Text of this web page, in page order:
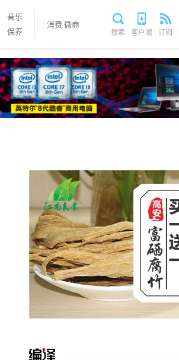
音乐
保养
消费 微商
搜索 客户端 订阅